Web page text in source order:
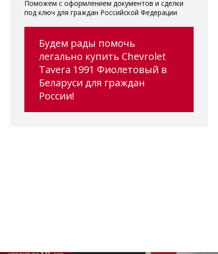
Поможем с оформлением документов и сделки
под ключ для граждан Российской Федерации
Будем рады помочь
легально купить Chevrolet
Tavera 1991 Фиолетовый в
Беларуси для граждан
России!